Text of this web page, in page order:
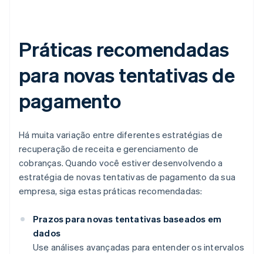
Práticas recomendadas
para novas tentativas de
pagamento
Há muita variação entre diferentes estratégias de
recuperação de receita e gerenciamento de
cobranças. Quando você estiver desenvolvendo a
estratégia de novas tentativas de pagamento da sua
empresa, siga estas práticas recomendadas:
Prazos para novas tentativas baseados em
dados
Use análises avançadas para entender os intervalos